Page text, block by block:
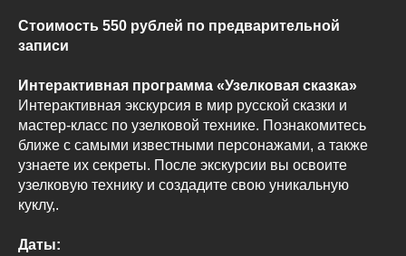
Стоимость 550 рублей по предварительной
записи
Интерактивная программа «Узелковая сказка»
Интерактивная экскурсия в мир русской сказки и
мастер-класс по узелковой технике. Познакомитесь
ближе с самыми известными персонажами, а также
узнаете их секреты. После экскурсии вы освоите
узелковую технику и создадите свою уникальную
куклу,.
Даты: